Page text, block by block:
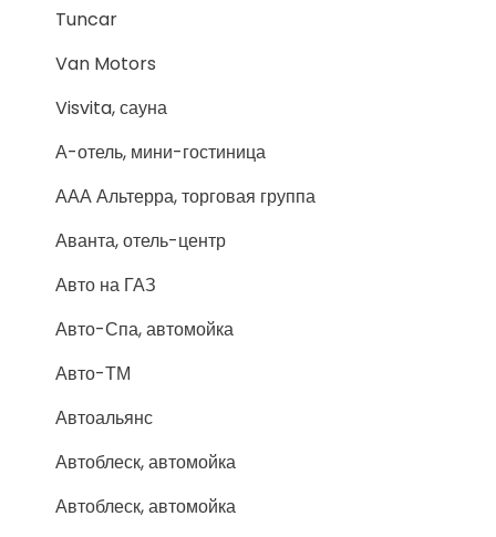
Tuncar
Van Motors
Visvita, сауна
А-отель, мини-гостиница
ААА Альтерра, торговая группа
Аванта, отель-центр
Авто на ГАЗ
Авто-Спа, автомойка
Авто-ТМ
Автоальянс
Автоблеск, автомойка
Автоблеск, автомойка